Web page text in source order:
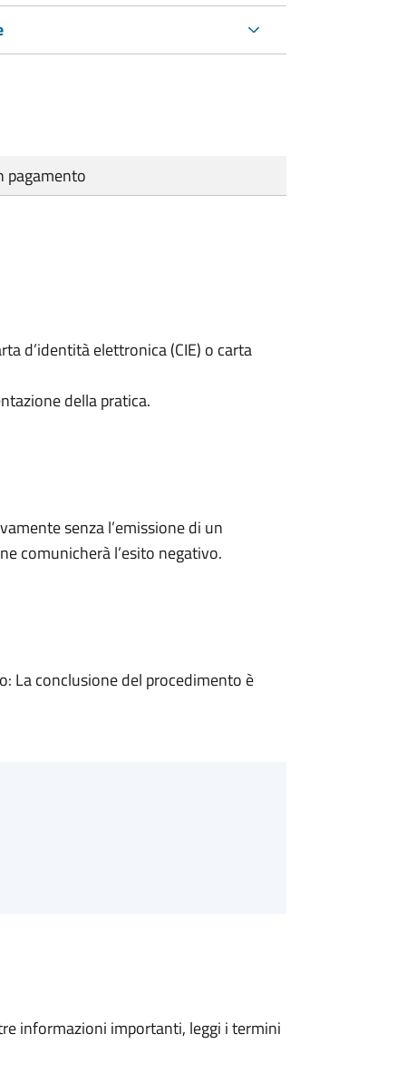
pagamento
d’identità elettronica (CIE) o carta
della pratica.
senza l’emissione di un
comunicherà l’esito negativo.
La conclusione del procedimento è
informazioni importanti, leggi i termini